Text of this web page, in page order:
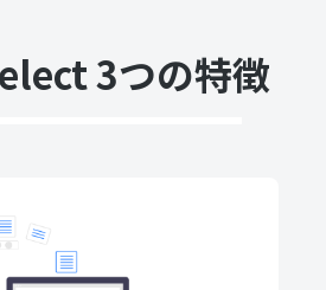
3つの特徴